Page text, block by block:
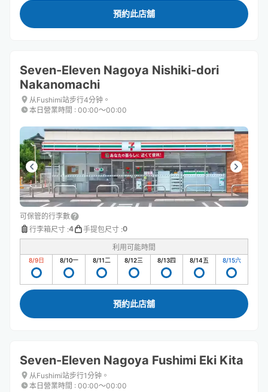
預約此店舖
Seven-Eleven Nagoya Nishiki-dori
Nakanomachi
从Fushimi站步行4分钟。
本日營業時間 : 00:00〜00:00
可保管的行李數
行李箱尺寸 :4 手提包尺寸 :0
利用可能時間
8/9日 8/10一 8/11二 8/12三 8/13四 8/14五 8/15六
預約此店舖
Seven-Eleven Nagoya Fushimi Eki Kita
从Fushimi站步行1分钟。
本日營業時間 : 00:00〜00:00